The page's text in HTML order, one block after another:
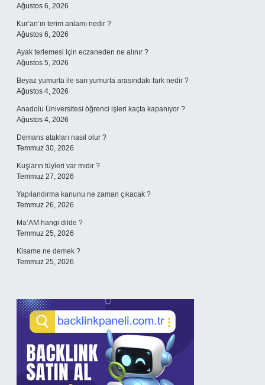
Ağustos 6, 2026
Kur’an’ın terim anlamı nedir ?
Ağustos 6, 2026
Ayak terlemesi için eczaneden ne alınır ?
Ağustos 5, 2026
Beyaz yumurta ile sarı yumurta arasındaki fark nedir ?
Ağustos 4, 2026
Anadolu Üniversitesi öğrenci işleri kaçta kapanıyor ?
Ağustos 4, 2026
Demans atakları nasıl olur ?
Temmuz 30, 2026
Kuşların tüyleri var mıdır ?
Temmuz 27, 2026
Yapılandırma kanunu ne zaman çıkacak ?
Temmuz 26, 2026
Ma’AM hangi dilde ?
Temmuz 25, 2026
Kisame ne demek ?
Temmuz 25, 2026